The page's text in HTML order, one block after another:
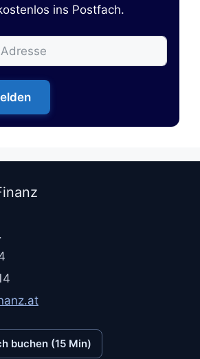
ins Postfach.
buchen (15 Min)